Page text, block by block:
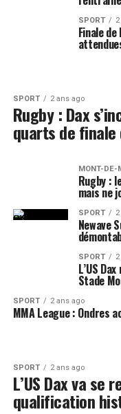
SPORT
Finale
SPORT 2 ans ago
Rugby : Dax
quarts de finale
MONT-DE-
Rugby :
mais ne
SPORT
Newave
SPORT
L’US
Stade
SPORT 2 ans ago
MMA League : Ondres
SPORT 2 ans ago
L’US Dax va
qualification